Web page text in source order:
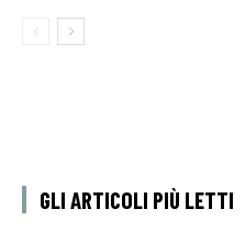
GLI ARTICOLI PIÙ LETTI